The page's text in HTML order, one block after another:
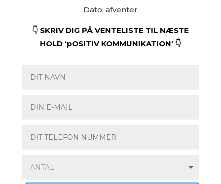
Dato: afventer
👇SKRIV DIG PÅ VENTELISTE TIL NÆSTE
HOLD ‘pOSITIV KOMMUNIKATION’ 👇